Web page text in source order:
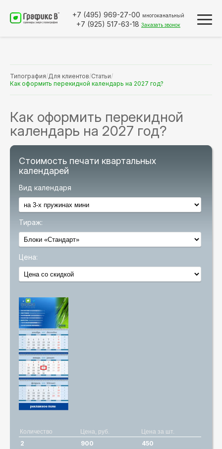
+7 (495) 969-27-00 многоканальный
+7 (925) 517-63-18 Заказать звонок
Типография/Для клиентов/Статьи/
Как оформить перекидной календарь на 2027 год?
Как оформить перекидной
календарь на 2027 год?
Стоимость печати квартальных
календарей
Вид календаря
Тираж:
Цена:
Количество Цена, руб. Цена за шт.
2 900
450